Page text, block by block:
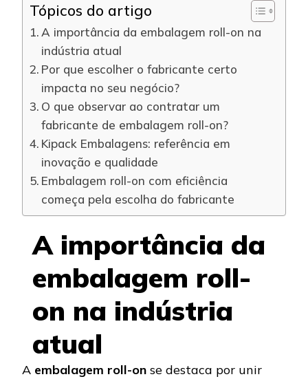
Tópicos do artigo
A importância da embalagem roll-on na
indústria atual
Por que escolher o fabricante certo
impacta no seu negócio?
O que observar ao contratar um
fabricante de embalagem roll-on?
Kipack Embalagens: referência em
inovação e qualidade
Embalagem roll-on com eficiência
começa pela escolha do fabricante
A importância da
embalagem roll-
on na indústria
atual
A embalagem roll-on se destaca por unir